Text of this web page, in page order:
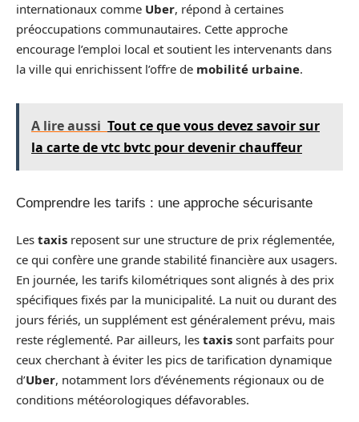
internationaux comme Uber, répond à certaines
préoccupations communautaires. Cette approche
encourage l’emploi local et soutient les intervenants dans
la ville qui enrichissent l’offre de mobilité urbaine.
A lire aussi Tout ce que vous devez savoir sur
la carte de vtc bvtc pour devenir chauffeur
Comprendre les tarifs : une approche sécurisante
Les taxis reposent sur une structure de prix réglementée,
ce qui confère une grande stabilité financière aux usagers.
En journée, les tarifs kilométriques sont alignés à des prix
spécifiques fixés par la municipalité. La nuit ou durant des
jours fériés, un supplément est généralement prévu, mais
reste réglementé. Par ailleurs, les taxis sont parfaits pour
ceux cherchant à éviter les pics de tarification dynamique
d’Uber, notamment lors d’événements régionaux ou de
conditions météorologiques défavorables.